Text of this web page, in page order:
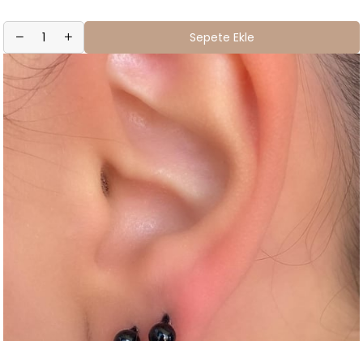
Sepete Ekle